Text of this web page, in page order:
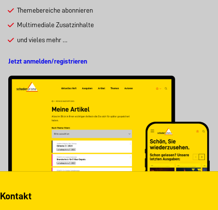
Themebereiche abonnieren
Multimediale Zusatzinhalte
und vieles mehr …
Jetzt anmelden/registrieren
Kontakt